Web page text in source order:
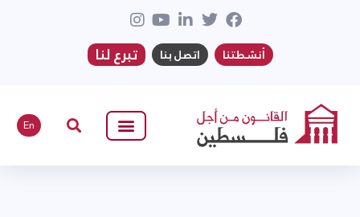
أنشطتنا اتصل بنا تبرع لنا
En